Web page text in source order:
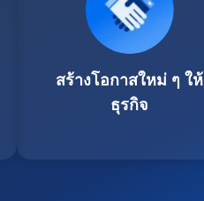
สร้างโอกาสใหม่ ๆ ให้
ธุรกิจ